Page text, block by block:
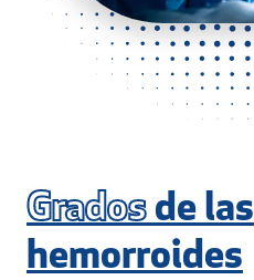
Grados de las
hemorroides